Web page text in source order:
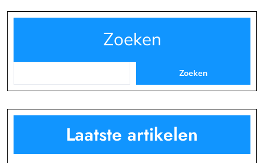
Zoeken
Zoeken
Laatste artikelen